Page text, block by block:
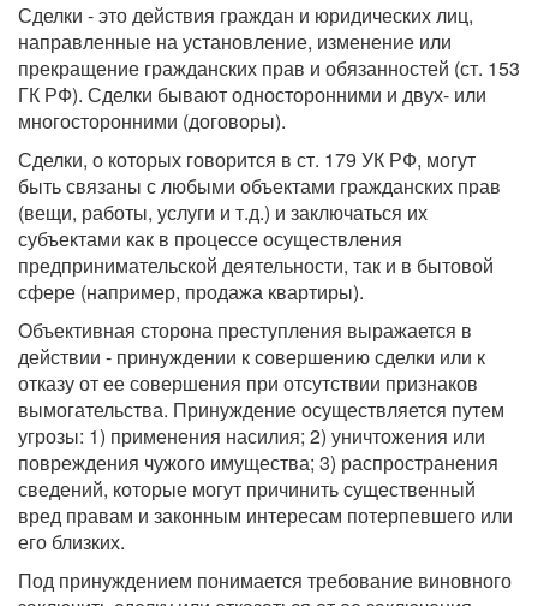
Сделки - это действия граждан и юридических лиц,
направленные на установление, изменение или
прекращение гражданских прав и обязанностей (ст. 153
ГК РФ). Сделки бывают односторонними и двух- или
многосторонними (договоры).
Сделки, о которых говорится в ст. 179 УК РФ, могут
быть связаны с любыми объектами гражданских прав
(вещи, работы, услуги и т.д.) и заключаться их
субъектами как в процессе осуществления
предпринимательской деятельности, так и в бытовой
сфере (например, продажа квартиры).
Объективная сторона преступления выражается в
действии - принуждении к совершению сделки или к
отказу от ее совершения при отсутствии признаков
вымогательства. Принуждение осуществляется путем
угрозы: 1) применения насилия; 2) уничтожения или
повреждения чужого имущества; 3) распространения
сведений, которые могут причинить существенный
вред правам и законным интересам потерпевшего или
его близких.
Под принуждением понимается требование виновного